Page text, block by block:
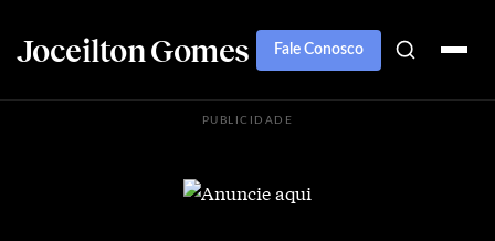
Joceilton Gomes Fale Conosco
PUBLICIDADE